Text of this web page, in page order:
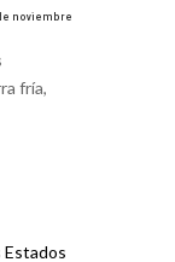
noviembre
fría,
Estados